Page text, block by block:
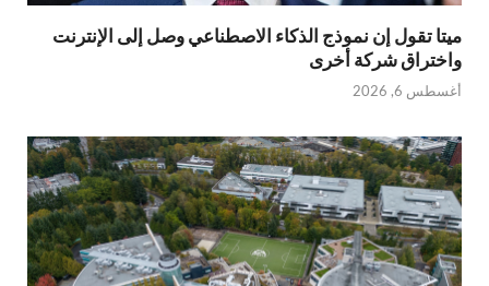
ميتا تقول إن نموذج الذكاء الاصطناعي وصل إلى الإنترنت
واختراق شركة أخرى
أغسطس 6, 2026